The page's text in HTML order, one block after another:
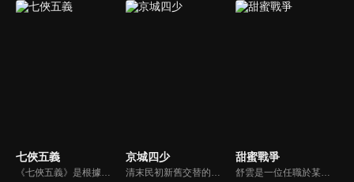
七俠五義 京城四少 甜蜜戰爭
舒雲是一位任職於某市議員服務處的女性​​工作人員，古道熱腸的她在工作上常幫助民眾解決問題，她與她的工作夥伴，家中成員間常發生一些互動的趣事....